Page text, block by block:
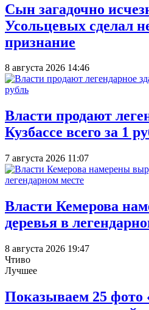
Сын загадочно
Усольцевых сделал
признание
8 августа 2026 14:46
Власти продают
Кузбассе всего за 1
7 августа 2026 11:07
Власти Кемерова
деревья в
8 августа 2026 19:47
Чтиво
Лучшее
Показываем 25 фото